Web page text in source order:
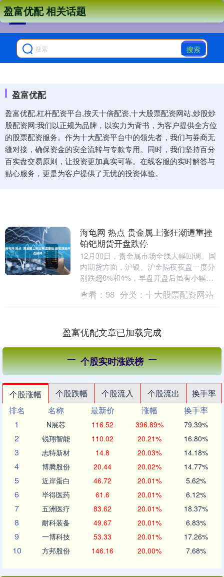
搜索
盈富优配
盈富优配,杠杆配资平台,按天十倍配资,十大股票配资网站,炒股炒
股配资网:我们以正规为品牌，以实力为背书，为客户提供全方位
的股票配资服务。作为十大配资平台中的领先者，我们与券商无
缝对接，确保资金的安全流转与专款专用。同时，我们坚持百分
百实盘交易原则，让投资更加真实可靠。在线客服的实时解答与
贴心服务，更是为客户提供了无忧的投资体验。
盈富优配 相关话题
海龟网 热点 贵金属上涨狂潮遭重挫
铂钯期货开盘跌停
12月30日，贵金属市场全线大幅回调。国
内期货方面，沪银、沪金隔夜夜盘一度分
别跌超8%和4%，早盘开盘后虽有小幅回
升，但整体承压。值得一提的是，铂、钯
期货主力合....
查看： 98 分类： 十大股票配资网站
盈富优配文章已加载完成
个股实时涨跌榜
个股涨幅 个股跌幅 个股流入 个股流出
换手率
排名
名称 最新价 涨幅
换手率
1
N展芯 116.52 396.89% 79.39%
2 锐翔智能 110.02 20.21% 16.80%
3 志特新材 14.8 20.03% 14.18%
4 博腾股份 20.44 20.02% 14.77%
5 近岸蛋白 46.72 20.01% 5.62%
6 毕得医药 61.6 20.01% 6.12%
7 五洲医疗 83.62 20.01% 18.37%
8 耐科装备 49.67 20.01% 6.83%
9 一博科技 53.33 20.01% 17.26%
10 方邦股份 146.16 20.00% 7.68%